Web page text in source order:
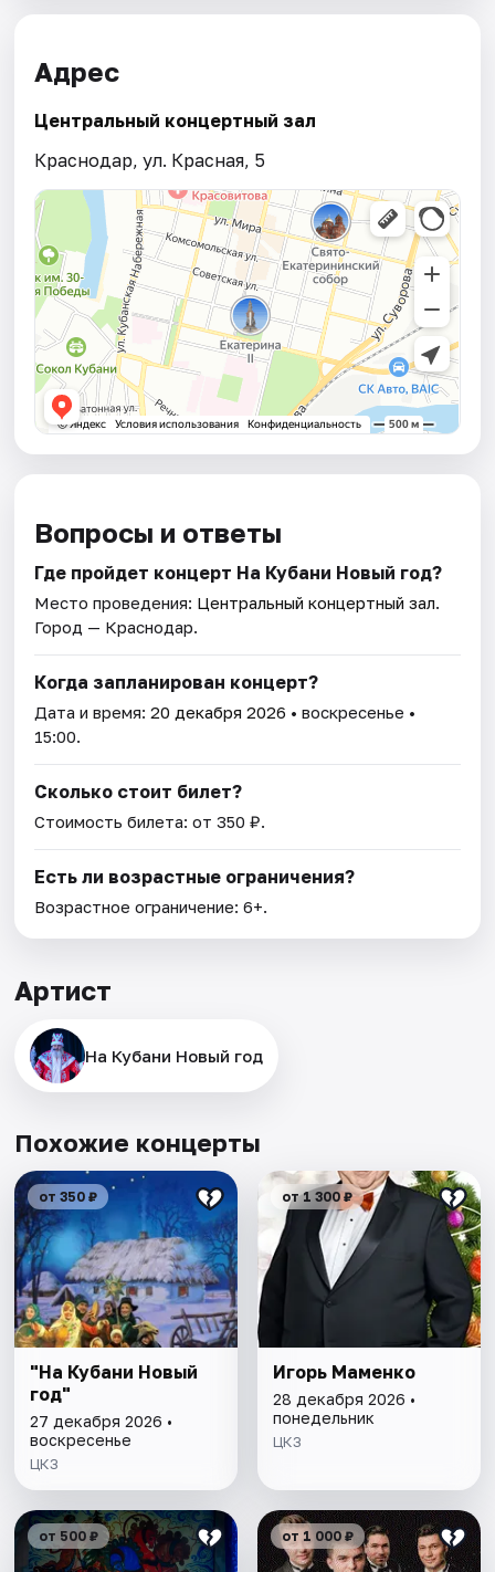
Адрес
Центральный концертный зал
Краснодар, ул. Красная, 5
Вопросы и ответы
Где пройдет концерт На Кубани Новый год?
Место проведения: Центральный концертный зал.
Город — Краснодар.
Когда запланирован концерт?
Дата и время:20 декабря 2026 • воскресенье •
15:00.
Сколько стоит билет?
Стоимость билета: от 350 ₽.
Есть ли возрастные ограничения?
Возрастное ограничение: 6+.
Артист
На Кубани Новый год
Похожие концерты
от 350 ₽
"На Кубани Новый
год"
27 декабря 2026 •
воскресенье
ЦКЗ
от 1 300 ₽
Игорь Маменко
28 декабря 2026 •
понедельник
ЦКЗ
от 500 ₽ от 1 000 ₽